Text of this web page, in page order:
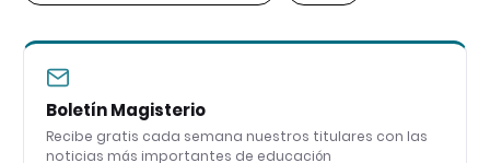
Boletín Magisterio
Recibe gratis cada semana nuestros titulares con las
noticias más importantes de educación